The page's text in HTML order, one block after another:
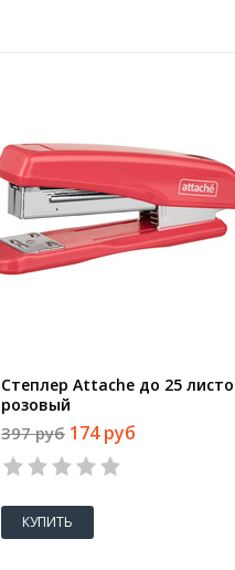
Степлер Attache до 25
розовый
397 руб 174 руб
КУПИТЬ